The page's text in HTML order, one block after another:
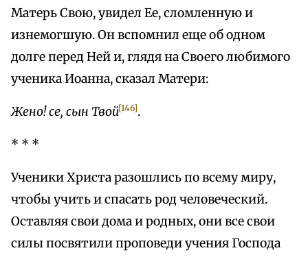
Матерь Свою, увидел Ее, сломленную и
изнемогшую. Он вспомнил еще об одном
долге перед Ней и, глядя на Своего любимого
ученика Иоанна, сказал Матери:
Жено! се, сын Твой[146].
* * *
Ученики Христа разошлись по всему миру,
чтобы учить и спасать род человеческий.
Оставляя свои дома и родных, они все свои
силы посвятили проповеди учения Господа